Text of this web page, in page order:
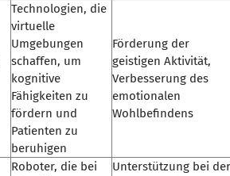
Technologien, die
virtuelle
Umgebungen
schaffen, um
kognitive
Fähigkeiten zu
fördern und
Patienten zu
beruhigen
Förderung der
geistigen Aktivität,
Verbesserung des
emotionalen
Wohlbefindens
Roboter, die bei
Unterstützung bei der